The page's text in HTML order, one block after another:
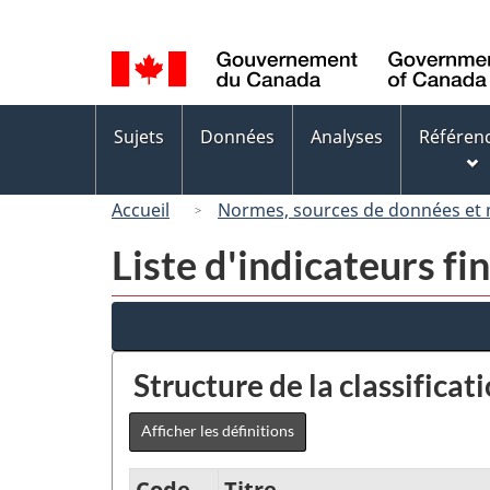
de
la
langue
des
Sujets Données Analyses
Accueil Normes, sources de données et
Liste d'indicateurs
Structure de la
Afficher les définitions